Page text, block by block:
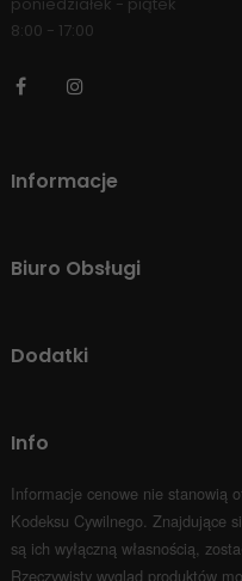
8:00 - 17:00
Facebook
Informacje
Biuro Obsługi
Dodatki
Info
Informacje cenowe nie stanowią
Kodeksu Cywilnego. Znajdujące
są ich wyłączną własnością,
Rzeczywisty wygląd produktów